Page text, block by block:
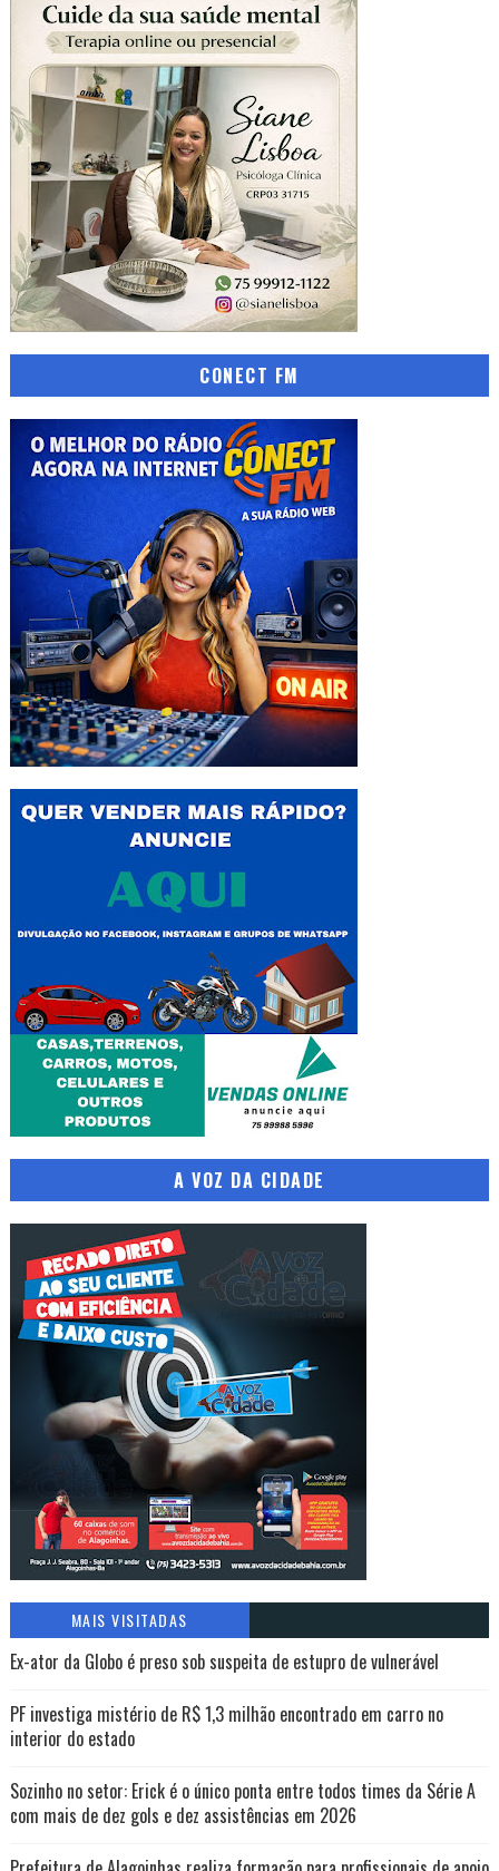
CONECT FM
A VOZ DA CIDADE
MAIS VISITADAS
Ex-ator da Globo é preso sob suspeita de estupro de vulnerável
PF investiga mistério de R$ 1,3 milhão encontrado em carro no
interior do estado
Sozinho no setor: Erick é o único ponta entre todos times da Série A
com mais de dez gols e dez assistências em 2026